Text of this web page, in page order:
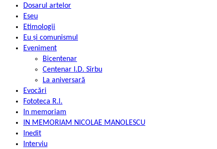
Dosarul artelor
Eseu
Etimologii
Eu și comunismul
Eveniment
Bicentenar
Centenar I.D. Sîrbu
La aniversară
Evocări
Fototeca R.l.
In memoriam
IN MEMORIAM NICOLAE MANOLESCU
Inedit
Interviu